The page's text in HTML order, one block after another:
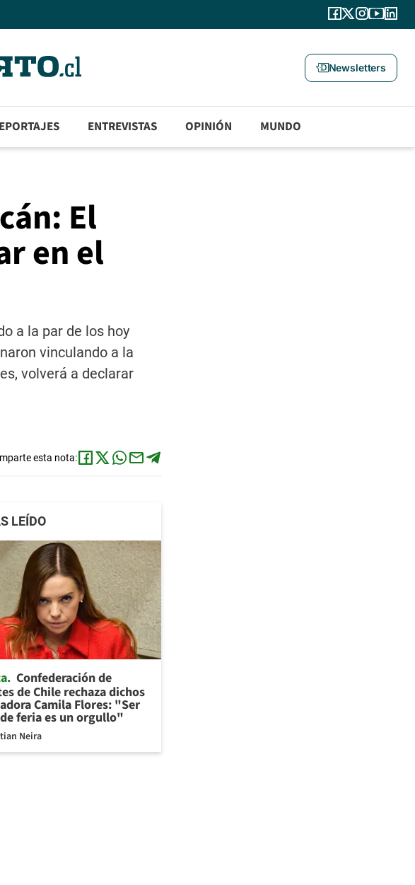
Newsletters
ENTREVISTAS OPINIÓN MUNDO
El
en el
a la par de los hoy
vinculando a la
volverá a declarar
esta nota:
LEÍDO
Confederación de
de Chile rechaza dichos
Camila Flores: "Ser
feria es un orgullo"
Neira